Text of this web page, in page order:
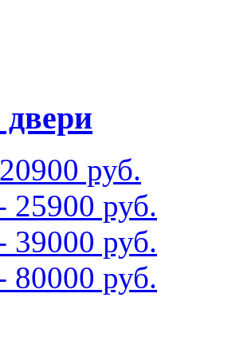
руб.
25900 руб.
39000 руб.
80000 руб.